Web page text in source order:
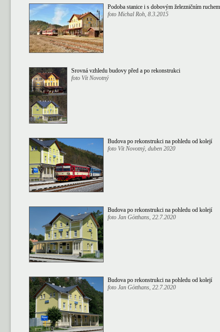
Podoba stanice i s dobovým železničním
foto Michal Roh, 8.3.2015
Srovná vzhledu budovy před a po rekonstrukci
foto Vít Novotný
Budova po rekonstrukci na pohledu od kolejí
foto Vít Novotný, duben 2020
Budova po rekonstrukci na pohledu od kolejí
foto Jan Götthans, 22.7.2020
Budova po rekonstrukci na pohledu od kolejí
foto Jan Götthans, 22.7.2020